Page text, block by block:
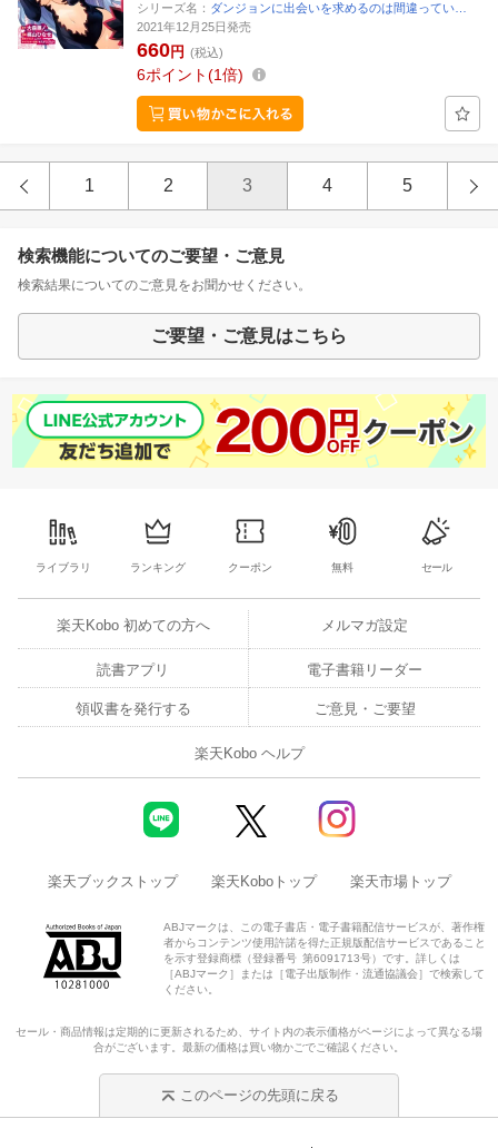
シリーズ名： ダンジョンに出会いを求めるのは間違ってい…
2021年12月25日発売
660円 (税込)
6ポイント 1倍
1 2 3 4 5
検索機能についてのご要望・ご意見
検索結果についてのご意見をお聞かせください。
ご要望・ご意見はこちら
ライブラリ ランキング クーポン 無料 セール
楽天Kobo 初めての方へ メルマガ設定
読書アプリ 電子書籍リーダー
領収書を発行する ご意見・ご要望
楽天Kobo ヘルプ
楽天ブックストップ 楽天Koboトップ 楽天市場トップ
ABJマークは、この電子書店・電子書籍配信サービスが、著作権
者からコンテンツ使用許諾を得た正規版配信サービスであること
を示す登録商標（登録番号 第6091713号）です。詳しくは
［ABJマーク］または［電子出版制作・流通協議会］で検索して
ください。
セール・商品情報は定期的に更新されるため、サイト内の表示価格がページによって異なる場
合がございます。最新の価格は買い物かごでご確認ください。
このページの先頭に戻る